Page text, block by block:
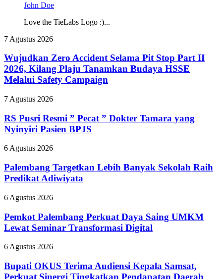
John Doe
Love the TieLabs Logo :)...
Wujudkan
Accident
Selama
Pit
Stop
II
Kilang
Plaju
Tanamkan
Budaya
HSSE
Melalui
Safety
Campaign
7 Agustus 2026
Wujudkan Zero Accident Selama Pit Stop Part II
2026, Kilang Plaju Tanamkan Budaya HSSE
Melalui Safety Campaign
RS
Resmi
”
Pecat
Dokter
yang
Nyinyiri
BPJS
7 Agustus 2026
RS Pusri Resmi ” Pecat ” Dokter Tamara yang
Nyinyiri Pasien BPJS
Palembang
Lebih
Banyak
Sekolah
Predikat
6 Agustus 2026
Palembang Targetkan Lebih Banyak Sekolah Raih
Predikat Adiwiyata
Pemkot
Perkuat
Daya
Saing
Lewat
Transformasi
Digital
6 Agustus 2026
Pemkot Palembang Perkuat Daya Saing UMKM
Lewat Seminar Transformasi Digital
Bupati
Terima
Audiensi
6 Agustus 2026
Bupati OKUS Terima Audiensi Kepala Samsat,
Perkuat Sinergi Tingkatkan Pendapatan Daerah